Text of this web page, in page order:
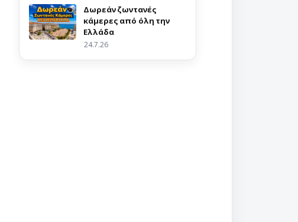
Δωρεάν ζωντανές
κάμερες από όλη την
Ελλάδα
24.7.26